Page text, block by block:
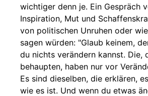
wichtiger denn je. Ein Gespräch
Inspiration, Mut und
von politischen Unruhen oder
sagen würden: "Glaub keinem,
du nichts verändern kannst. Die,
behaupten, haben nur vor
Es sind dieselben, die erklären,
wie es ist. Und wenn du etwas